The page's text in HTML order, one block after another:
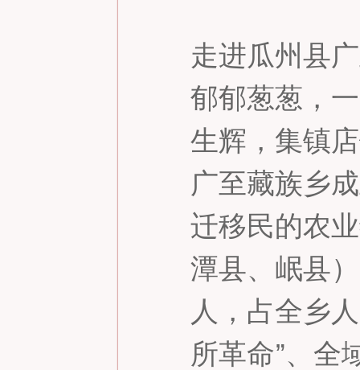
走进瓜州县
郁郁葱葱，
生辉，集镇
广至藏族乡
迁移民的农
潭县、岷县
人，占全乡
所革命”、全